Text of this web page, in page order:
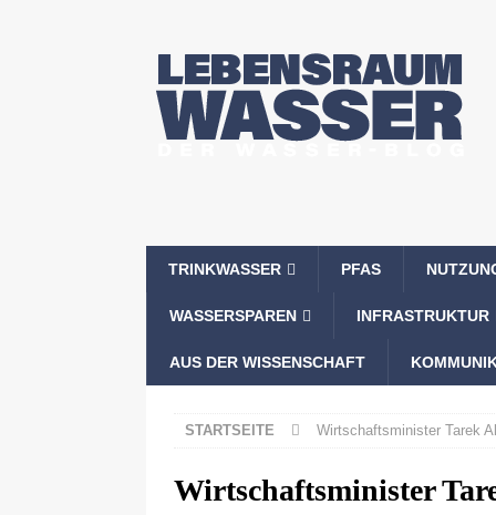
TRINKWASSER PFAS
WASSERSPAREN INFRASTRUKTUR
AUS DER WISSENSCHAFT
STARTSEITE Wirtschaftsminister Tarek
Wirtschaftsminister